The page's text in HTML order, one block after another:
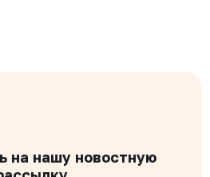
на нашу новостную